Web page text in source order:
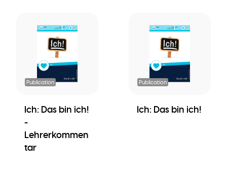
Publication
Ich: Das bin ich!
-
Lehrerkommen
tar
Publication
Ich: Das bin ich!